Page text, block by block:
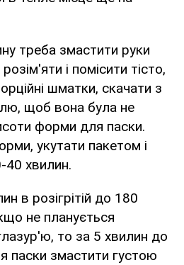
треба змастити руки
і помісити тісто,
шматки, скачати з
щоб вона була не
форми для паски.
укутати пакетом і
40 хвилин.
в розігрітій до 180
не планується
то за 5 хвилин до
паски змастити густою